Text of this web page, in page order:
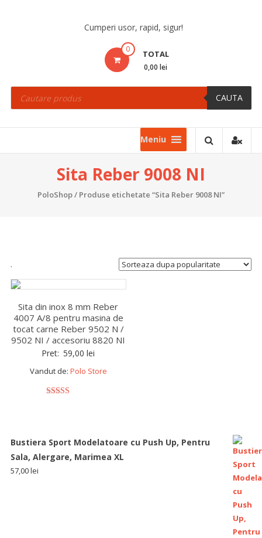
Cumperi usor, rapid, sigur!
0 TOTAL
0,00 lei
Products
search CAUTA
Meniu
Sita Reber 9008 NI
PoloShop/ Produse etichetate “Sita Reber 9008 NI”
.
Sita din inox 8 mm Reber
4007 A/8 pentru masina de
tocat carne Reber 9502 N /
9502 NI / accesoriu 8820 NI
Pret: 59,00lei
Vandut de: Polo Store
Bustiera Sport Modelatoare cu Push Up, Pentru
Sala, Alergare, Marimea XL
57,00lei